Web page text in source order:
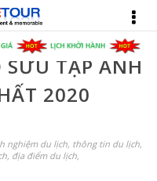
SƯU TẬP ẢNH
2020
nghiệm du lịch, thông tin du lịch,
, địa điểm du lịch,